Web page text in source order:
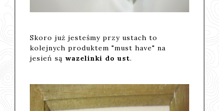
Skoro już jesteśmy przy ustach to
kolejnych produktem "must have" na
jesień są wazelinki do ust.